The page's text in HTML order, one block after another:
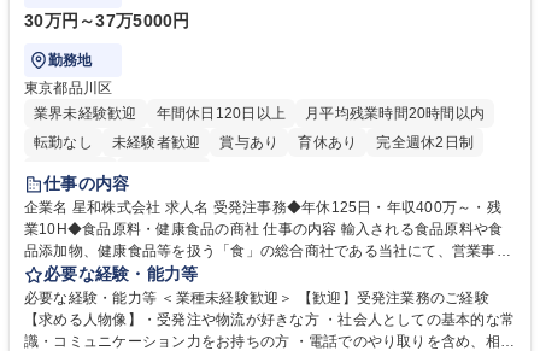
30万円～37万5000円
勤務地
東京都品川区
業界未経験歓迎
年間休日120日以上
月平均残業時間20時間以内
転勤なし
未経験者歓迎 賞与あり 育休あり
完全週休2日制
交通費支給
仕事の内容
企業名 星和株式会社 求人名 受発注事務◆年休125日・年収400万～・残
業10H◆食品原料・健康食品の商社 仕事の内容 輸入される食品原料や食
品添加物、健康食品等を扱う「食」の総合商社である当社にて、営業事務
として営業サポートや書類作成、データ入力、電話対応などの業務をお任
せします。 ・受注／出荷指示／売上管理／仕入管理／在庫管理／お客様や
倉庫と電話確認など、販売に関わる事務、営業サポートをお願いします。
・入社後は商品について覚えることから始め、先輩社員OJTと共に業務を
必要な経験・能力等
必要な経験・能力等 ＜業種未経験歓迎＞ 【歓迎】受発注業務のご経験
【求める人物像】・受発注や物流が好きな方 ・社会人としての基本的な常
識・コミュニケーション力をお持ちの方 ・電話でのやり取りを含め、相手